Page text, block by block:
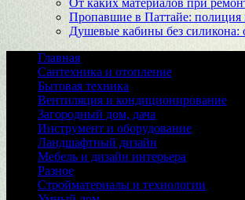
От каких материалов при
Пропавшие в Паттайе: полиция
Душевые кабины без силикона:
Главная
Сантехника и отопление
Бытовая техника
Вентиляция и кондиционирование
Загородный дом, дача
Инструмент и оборудование
Ландшафтный дизайн
Мебель и дизайн интерьера
Разное
Стройматериалы и технологии